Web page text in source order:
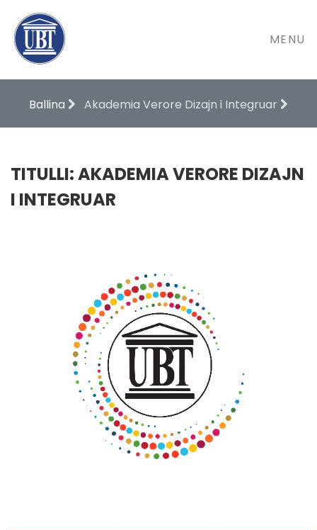
MENU
Ballina Akademia Verore Dizajn i Integruar
TITULLI: AKADEMIA VERORE DIZAJN
I INTEGRUAR